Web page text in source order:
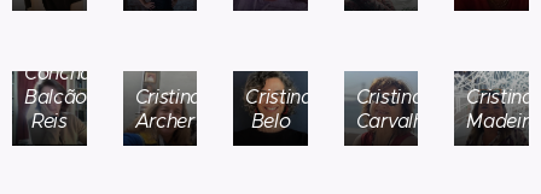
Concha
Balcão
Reis
Cristina
Archer
Cristina
Belo
Cristina
Carvalho
Cristina
Madeira